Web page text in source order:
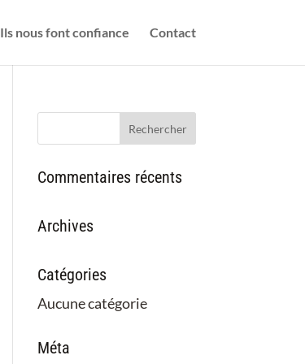
Ils nous font confiance Contact
Commentaires récents
Archives
Catégories
Aucune catégorie
Méta